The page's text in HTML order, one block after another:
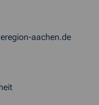
aachen.de